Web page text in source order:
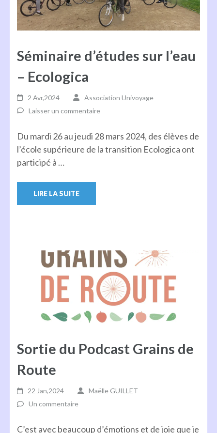
Séminaire d’études sur l’eau
– Ecologica
2 Avr,2024
Association Univoyage
Laisser un commentaire
Du mardi 26 au jeudi 28 mars 2024, des élèves de
l’école supérieure de la transition Ecologica ont
participé à …
LIRE LA SUITE
Sortie du Podcast Grains de
Route
22 Jan,2024
Maëlle GUILLET
Un commentaire
C’est avec beaucoup d’émotions et de joie que je